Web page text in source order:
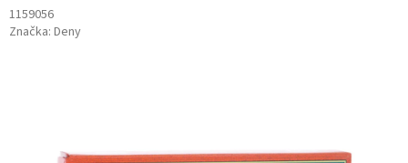
1159056
Značka: Deny